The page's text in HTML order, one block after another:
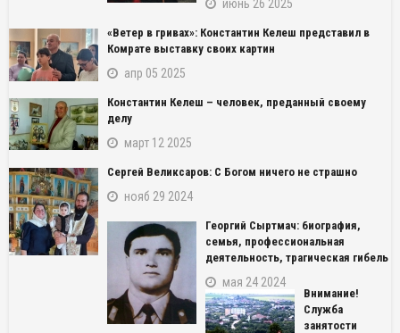
июнь 26 2025
«Ветер в гривах»: Константин Келеш представил в
Комрате выставку своих картин
апр 05 2025
Константин Келеш – человек, преданный своему
делу
март 12 2025
Сергей Великсаров: С Богом ничего не страшно
нояб 29 2024
Георгий Сыртмач: биография,
семья, профессиональная
деятельность, трагическая гибель
мая 24 2024
Внимание!
Служба
занятости